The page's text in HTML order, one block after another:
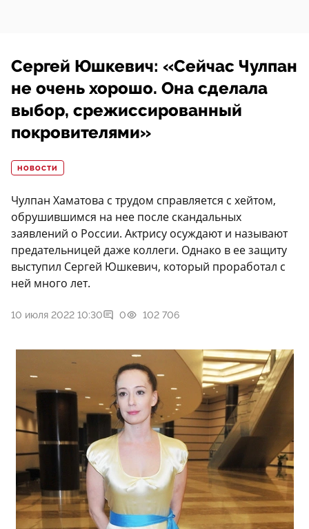
Сергей Юшкевич: «Сейчас Чулпан
не очень хорошо. Она сделала
выбор, срежиссированный
покровителями»
НОВОСТИ
Чулпан Хаматова с трудом справляется с хейтом,
обрушившимся на нее после скандальных
заявлений о России. Актрису осуждают и называют
предательницей даже коллеги. Однако в ее защиту
выступил Сергей Юшкевич, который проработал с
ней много лет.
10 июля 2022 10:30 0 102 706